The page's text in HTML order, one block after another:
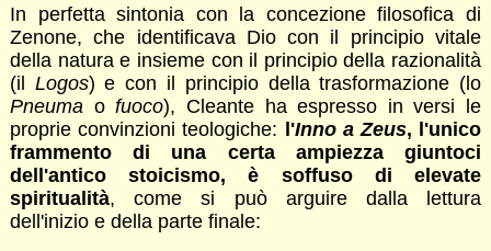
In perfetta sintonia con la concezione filosofica di
Zenone, che identificava Dio con il principio vitale
della natura e insieme con il principio della razionalità
(il Logos) e con il principio della trasformazione (lo
Pneuma ofuoco), Cleante ha espresso in versi le
proprie convinzioni teologiche: l'Inno a Zeus, l'unico
frammento di una certa ampiezza giuntoci
dell'antico stoicismo, è soffuso di elevate
spiritualità, come si può arguire dalla lettura
dell'inizio e della parte finale: